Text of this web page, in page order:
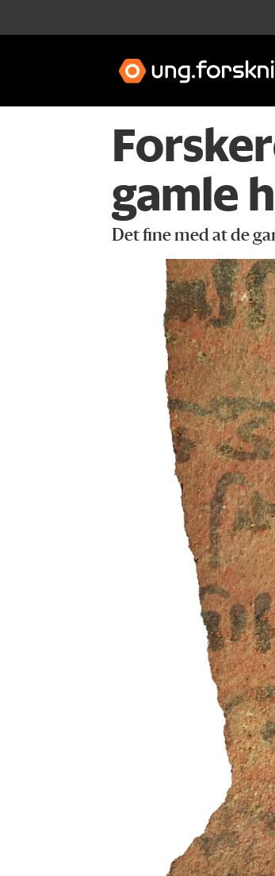
gamle
Det fine med at de